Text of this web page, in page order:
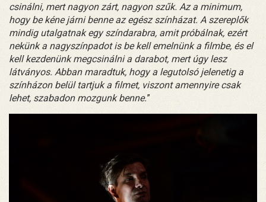
csinálni, mert nagyon zárt, nagyon szűk. Az a minimum,
hogy be kéne járni benne az egész színházat. A szereplők
mindig utalgatnak egy színdarabra, amit próbálnak, ezért
nekünk a nagyszínpadot is be kell emelnünk a filmbe, és el
kell kezdenünk megcsinálni a darabot, mert úgy lesz
látványos. Abban maradtuk, hogy a legutolsó jelenetig a
színházon belül tartjuk a filmet, viszont amennyire csak
lehet, szabadon mozgunk benne.”